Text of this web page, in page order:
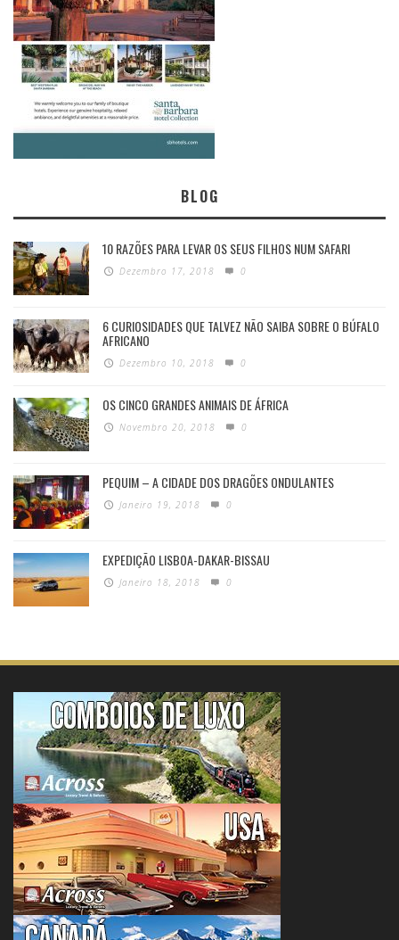
BLOG
10 RAZÕES PARA LEVAR OS SEUS FILHOS NUM SAFARI
Dezembro 17, 2018 0
6 CURIOSIDADES QUE TALVEZ NÃO SAIBA SOBRE O BÚFALO
AFRICANO
Dezembro 10, 2018 0
OS CINCO GRANDES ANIMAIS DE ÁFRICA
Novembro 20, 2018 0
PEQUIM – A CIDADE DOS DRAGÕES ONDULANTES
Janeiro 19, 2018 0
EXPEDIÇÃO LISBOA-DAKAR-BISSAU
Janeiro 18, 2018 0